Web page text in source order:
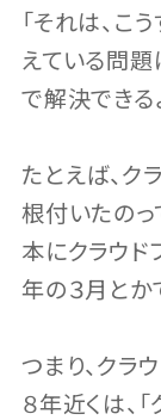
「それは、こ
えている問題
で解決できる
たとえば、ク
根付いたのっ
本にクラウド
年の３月とか
つまり、クラ
８年近くは、